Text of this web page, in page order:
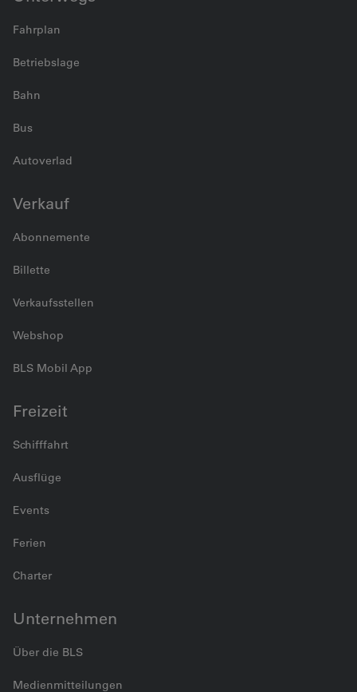
Fahrplan
Betriebslage
Bahn
Bus
Autoverlad
Verkauf
Abonnemente
Billette
Verkaufsstellen
Webshop
BLS Mobil App
Freizeit
Schifffahrt
Ausflüge
Events
Ferien
Charter
Unternehmen
Über die BLS
Medienmitteilungen